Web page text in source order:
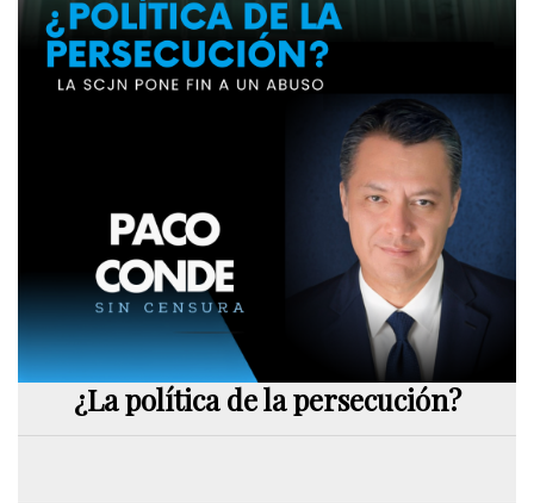
¿La política de la persecución?